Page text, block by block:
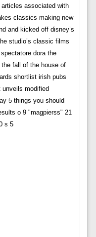
associated with
classics making new
and kicked off disney’s
studio’s classic films
dora the
fall of the house of
shortlist irish pubs
modified
5 things you should
o 9 "magpierss" 21
s 5